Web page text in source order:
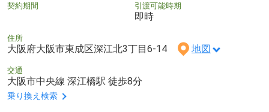
契約期間 引渡可能時期
即時
住所
大阪府大阪市東成区深江北3丁目6-14 地図
交通
大阪市中央線 深江橋駅 徒歩8分
乗り換え検索